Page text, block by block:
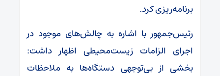
برنامه‌ریزی کرد.
رئیس‌جمهور با اشاره به چالش‌های موجود در
اجرای الزامات زیست‌محیطی اظهار داشت:
بخشی از بی‌توجهی دستگاه‌ها به ملاحظات